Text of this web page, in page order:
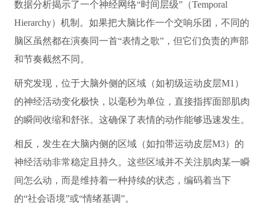
数据分析揭示了一个神经网络“时间层级”（Temporal
Hierarchy）机制。如果把大脑比作一个交响乐团，不同的
脑区虽然都在演奏同一首“表情之歌”，但它们负责的声部
和节奏截然不同。
研究发现，位于大脑外侧的区域（如初级运动皮层M1）
的神经活动变化极快，以毫秒为单位，直接指挥面部肌肉
的瞬间收缩和舒张。这确保了表情的动作能够迅速发生。
相反，发生在大脑内侧的区域（如扣带运动皮层M3）的
神经活动非常稳定且持久。这些区域并不关注肌肉某一瞬
间怎么动，而是维持着一种持续的状态，编码着当下
的“社会语境”或“情绪基调”。